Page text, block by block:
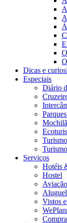
Dicas e
Especiais
Diário
Serviços
Hotéis
Hostel
Aviação
Vistos